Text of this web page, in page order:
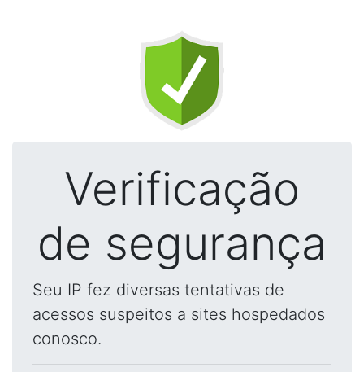
Verificação
de segurança
Seu IP fez diversas tentativas de
acessos suspeitos a sites hospedados
conosco.